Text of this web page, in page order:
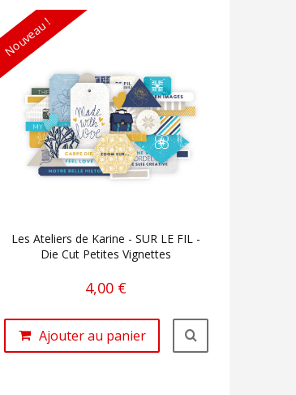
Nouveau !
Les Ateliers de Karine - SUR LE FIL -
Die Cut Petites Vignettes
4,00 €
Ajouter au panier